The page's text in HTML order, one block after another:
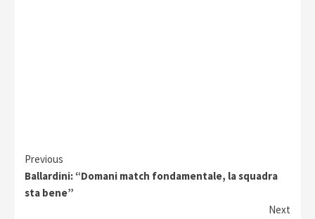
Continue
Reading
Previous
Ballardini: “Domani match fondamentale, la squadra
sta bene”
Next